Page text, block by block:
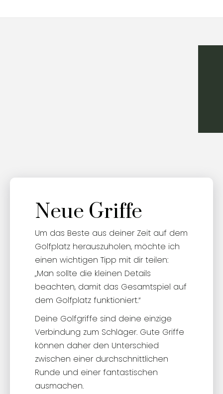
Neue Griffe
Um das Beste aus deiner Zeit auf dem
Golfplatz herauszuholen, möchte ich
einen wichtigen Tipp mit dir teilen:
„Man sollte die kleinen Details
beachten, damit das Gesamtspiel auf
dem Golfplatz funktioniert.“
Deine Golfgriffe sind deine einzige
Verbindung zum Schläger. Gute Griffe
können daher den Unterschied
zwischen einer durchschnittlichen
Runde und einer fantastischen
ausmachen.